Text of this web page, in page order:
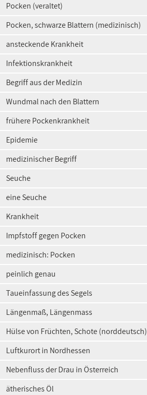
Pocken (veraltet)
Pocken, schwarze Blattern (medizinisch)
ansteckende Krankheit
Infektionskrankheit
Begriff aus der Medizin
Wundmal nach den Blattern
frühere Pockenkrankheit
Epidemie
medizinischer Begriff
Seuche
eine Seuche
Krankheit
Impfstoff gegen Pocken
medizinisch: Pocken
peinlich genau
Taueinfassung des Segels
Längenmaß, Längenmass
Hülse von Früchten, Schote (norddeutsch)
Luftkurort in Nordhessen
Nebenfluss der Drau in Österreich
ätherisches Öl